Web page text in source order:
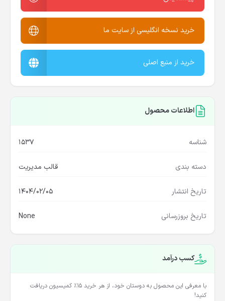
خرید نسخه انگلیسی از سایت ما
خرید از منبع اصلی
اطلاعات محصول
شناسه 1537
دسته بندی قالب مدیریت
تاریخ انتشار 1404/02/05
تاریخ بروزرسانی None
کسب درآمد
با معرفی این محصول به دوستان خود، از هر خرید ۱۵٪ کمیسیون دریافت
کنید!